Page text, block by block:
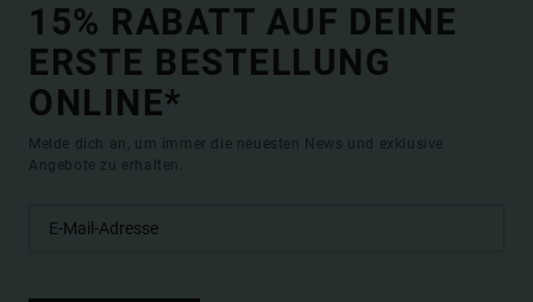
15% RABATT AUF DEINE
ERSTE BESTELLUNG
ONLINE*
Melde dich an, um immer die neuesten News und exklusive
Angebote zu erhalten.